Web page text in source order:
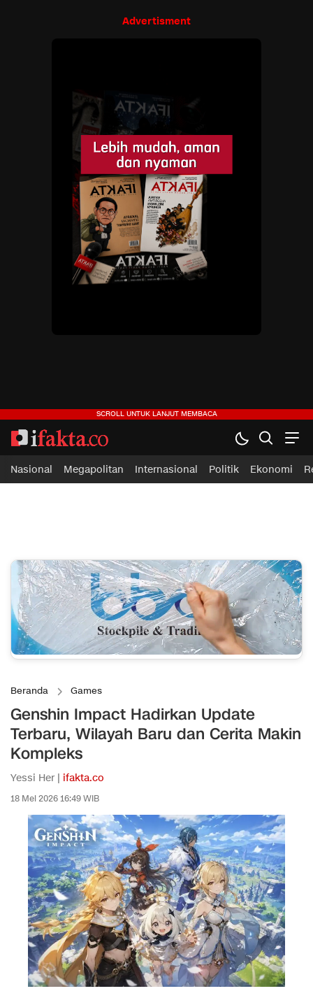
Advertisment
Nasional Megapolitan Internasional Politik Ekonomi
Beranda Games
Genshin Impact Hadirkan Update
Terbaru, Wilayah Baru dan Cerita Makin
Kompleks
Yessi Her | ifakta.co
18 Mei 2026 16:49 WIB